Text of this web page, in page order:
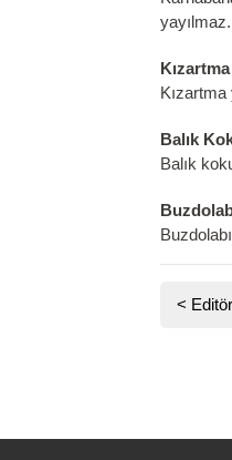
yayılmaz.
Balık
Balık
<